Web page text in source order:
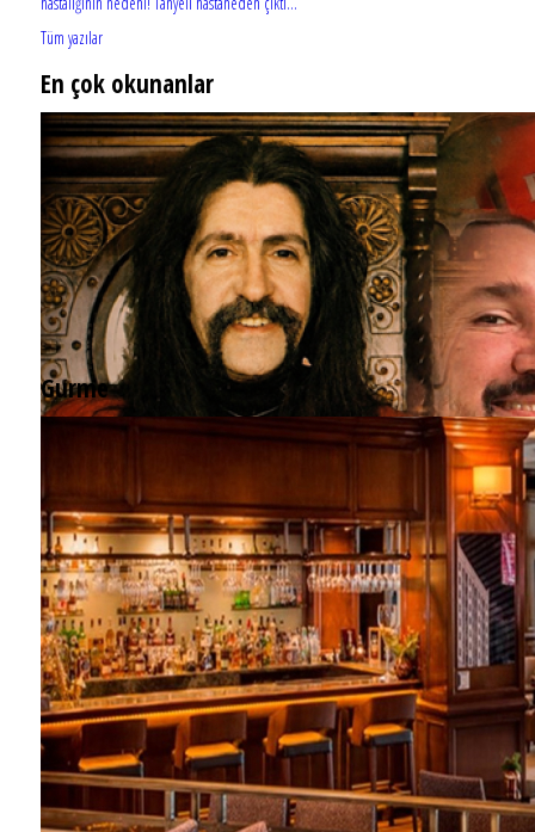
Tüm yazılar
En çok okunanlar
Barış Manço'nun mirasçıları mahkemede!
Gurme
EĞLENCE HAYATINA YENİ SOLUK: Gabbro Dream Theatre